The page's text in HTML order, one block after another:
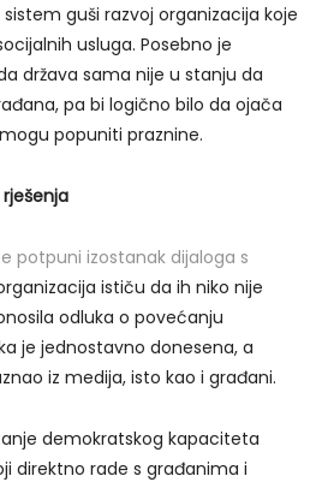
sistem guši razvoj organizacija koje
usluga. Posebno je
država sama nije u stanju da
pa bi logično bilo da ojača
popuniti praznine.
potpuni izostanak dijaloga s
ističu da ih niko nije
odluka o povećanju
je jednostavno donesena, a
iz medija, isto kao i građani.
demokratskog kapaciteta
direktno rade s građanima i